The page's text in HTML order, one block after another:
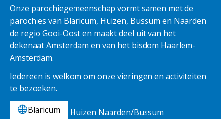
Onze parochiegemeenschap vormt samen met de
parochies van Blaricum, Huizen, Bussum en Naarden
de regio Gooi-Oost en maakt deel uit van het
dekenaat Amsterdam en van het bisdom Haarlem-
Amsterdam.
Iedereen is welkom om onze vieringen en activiteiten
te bezoeken.
Blaricum
Huizen Naarden/Bussum